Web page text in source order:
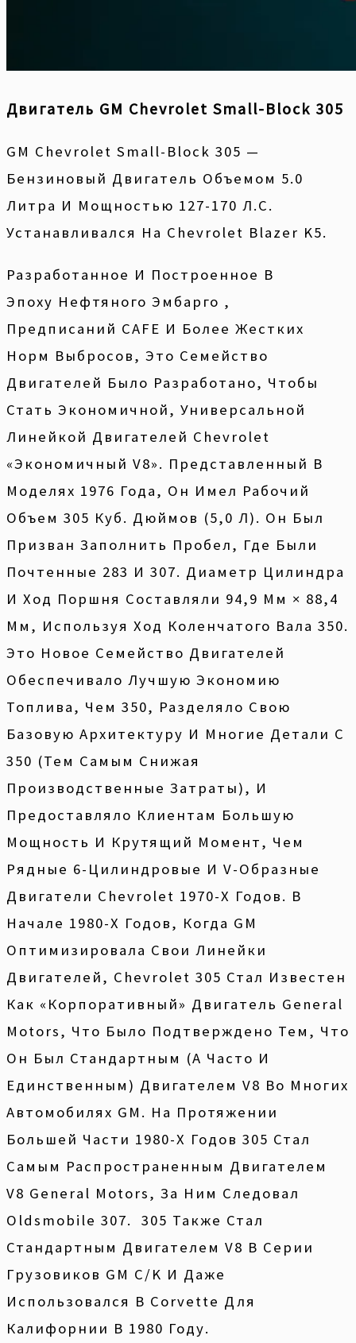
Двигатель GM Chevrolet Small-Block 305
GM Chevrolet Small-Block 305 —
Бензиновый Двигатель Объемом 5.0
Литра И Мощностью 127-170 Л.с.
Устанавливался На Chevrolet Blazer K5.
Разработанное И Построенное В
Эпоху Нефтяного Эмбарго ,
Предписаний CAFE И Более Жестких
Норм Выбросов, Это Семейство
Двигателей Было Разработано, Чтобы
Стать Экономичной, Универсальной
Линейкой Двигателей Chevrolet
«экономичный V8». Представленный В
Моделях 1976 Года, Он Имел Рабочий
Объем 305 Куб. Дюймов (5,0 Л). Он Был
Призван Заполнить Пробел, Где Были
Почтенные 283 И 307. Диаметр Цилиндра
И Ход Поршня Составляли 94,9 Мм × 88,4
Мм, Используя Ход Коленчатого Вала 350.
Это Новое Семейство Двигателей
Обеспечивало Лучшую Экономию
Топлива, Чем 350, Разделяло Свою
Базовую Архитектуру И Многие Детали С
350 (тем Самым Снижая
Производственные Затраты), И
Предоставляло Клиентам Большую
Мощность И Крутящий Момент, Чем
Рядные 6-Цилиндровые И V-Образные
Двигатели Chevrolet 1970-Х Годов. В
Начале 1980-Х Годов, Когда GM
Оптимизировала Свои Линейки
Двигателей, Chevrolet 305 Стал Известен
Как «корпоративный» Двигатель General
Motors, Что Было Подтверждено Тем, Что
Он Был Стандартным (а Часто И
Единственным) Двигателем V8 Во Многих
Автомобилях GM. На Протяжении
Большей Части 1980-Х Годов 305 Стал
Самым Распространенным Двигателем
V8 General Motors, За Ним Следовал
Oldsmobile 307. 305 Также Стал
Стандартным Двигателем V8 В Серии
Грузовиков GM C/K И Даже
Использовался В Corvette Для
Калифорнии В 1980 Году.